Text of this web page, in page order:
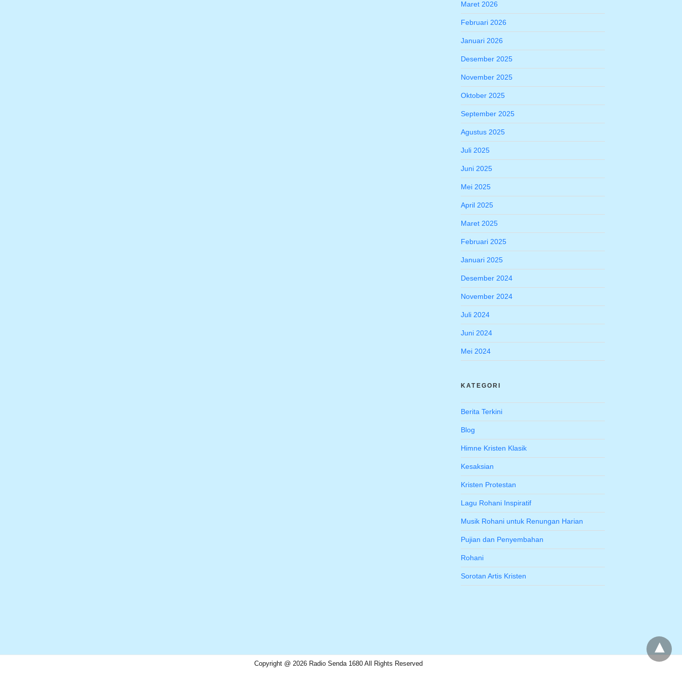
Maret 2026
Februari 2026
Januari 2026
Desember 2025
November 2025
Oktober 2025
September 2025
Agustus 2025
Juli 2025
Juni 2025
Mei 2025
April 2025
Maret 2025
Februari 2025
Januari 2025
Desember 2024
November 2024
Juli 2024
Juni 2024
Mei 2024
KATEGORI
Berita Terkini
Blog
Himne Kristen Klasik
Kesaksian
Kristen Protestan
Lagu Rohani Inspiratif
Musik Rohani untuk Renungan Harian
Pujian dan Penyembahan
Rohani
Sorotan Artis Kristen
Copyright @ 2026 Radio Senda 1680 All Rights Reserved